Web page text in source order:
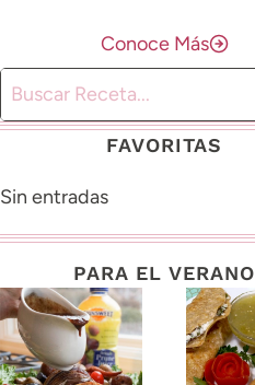
Conoce Más
Buscar
FAVORITAS
Sin entradas
PARA EL VERANO